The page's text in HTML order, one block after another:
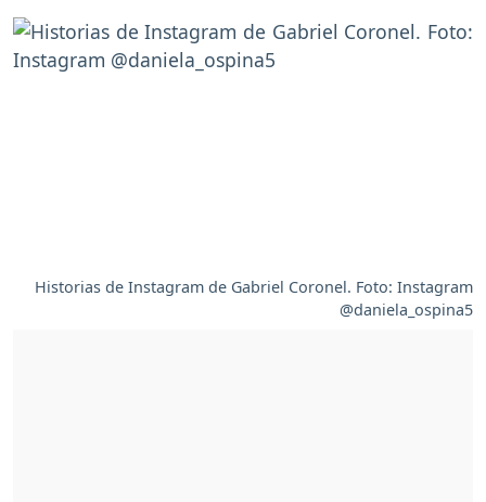
Historias de Instagram de Gabriel Coronel. Foto: Instagram
@daniela_ospina5